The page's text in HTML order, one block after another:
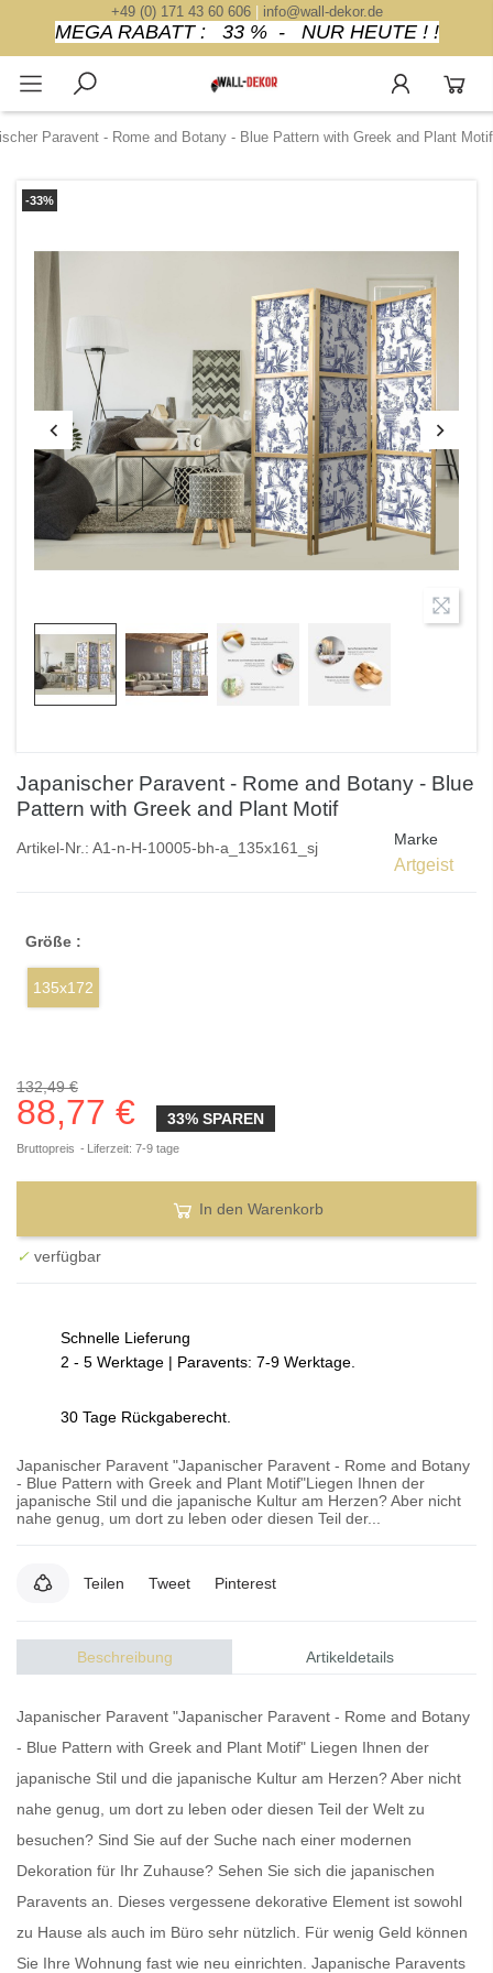
+49 (0) 171 43 60 606| info@wall-dekor.de
MEGA RABATT : 33 % - NUR HEUTE ! !
Paravent - Rome and Botany - Blue Pattern with Greek and Plant Motif
-33%
Japanischer Paravent - Rome and Botany - Blue
Pattern with Greek and Plant Motif
Artikel-Nr.: A1-n-H-10005-bh-a_135x161_sj Marke
Artgeist
Größe :
135x172
132,49 €
88,77 € 33% SPAREN
Bruttopreis Liferzeit: 7-9 tage
In den Warenkorb
✓ verfügbar
Schnelle Lieferung
2 - 5 Werktage | Paravents: 7-9 Werktage.
30 Tage Rückgaberecht.
Japanischer Paravent "Japanischer Paravent - Rome and Botany
- Blue Pattern with Greek and Plant Motif"Liegen Ihnen der
japanische Stil und die japanische Kultur am Herzen? Aber nicht
nahe genug, um dort zu leben oder diesen Teil der...
Teilen Tweet Pinterest
Beschreibung Artikeldetails
Japanischer Paravent "Japanischer Paravent - Rome and Botany
- Blue Pattern with Greek and Plant Motif" Liegen Ihnen der
japanische Stil und die japanische Kultur am Herzen? Aber nicht
nahe genug, um dort zu leben oder diesen Teil der Welt zu
besuchen? Sind Sie auf der Suche nach einer modernen
Dekoration für Ihr Zuhause? Sehen Sie sich die japanischen
Paravents an. Dieses vergessene dekorative Element ist sowohl
zu Hause als auch im Büro sehr nützlich. Für wenig Geld können
Sie Ihre Wohnung fast wie neu einrichten. Japanische Paravents